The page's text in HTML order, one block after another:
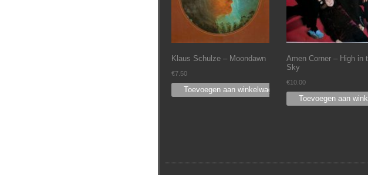
Klaus Schulze – Moondawn
€7.50
Toevoegen aan winkelwagen
Amen Corner – High in
Sky
€10.00
Toevoegen aan